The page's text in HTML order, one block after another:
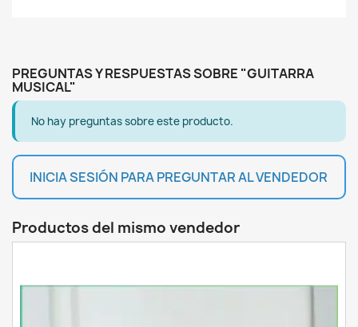
PREGUNTAS Y RESPUESTAS SOBRE "GUITARRA
MUSICAL"
No hay preguntas sobre este producto.
INICIA SESIÓN PARA PREGUNTAR AL VENDEDOR
Productos del mismo vendedor